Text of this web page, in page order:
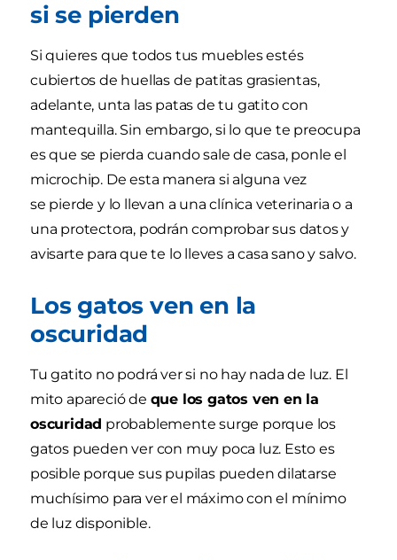
si se pierden
Si quieres que todos tus muebles estés
cubiertos de huellas de patitas grasientas,
adelante, unta las patas de tu gatito con
mantequilla. Sin embargo, si lo que te preocupa
es que se pierda cuando sale de casa, ponle el
microchip. De esta manera si alguna vez
se pierde y lo llevan a una clínica veterinaria o a
una protectora, podrán comprobar sus datos y
avisarte para que te lo lleves a casa sano y salvo.
Los gatos ven en la
oscuridad
Tu gatito no podrá ver si no hay nada de luz. El
mito apareció de que los gatos ven en la
oscuridad probablemente surge porque los
gatos pueden ver con muy poca luz. Esto es
posible porque sus pupilas pueden dilatarse
muchísimo para ver el máximo con el mínimo
de luz disponible.